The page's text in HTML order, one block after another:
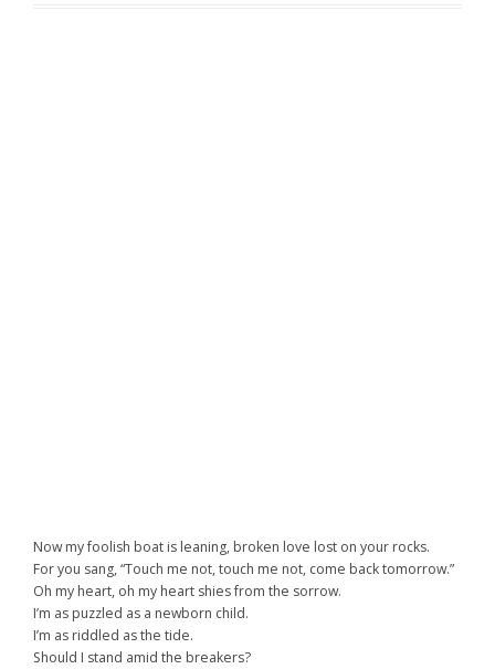
Now my foolish boat is leaning, broken love lost on your rocks.
For you sang, “Touch me not, touch me not, come back tomorrow.”
Oh my heart, oh my heart shies from the sorrow.
I’m as puzzled as a newborn child.
I’m as riddled as the tide.
Should I stand amid the breakers?